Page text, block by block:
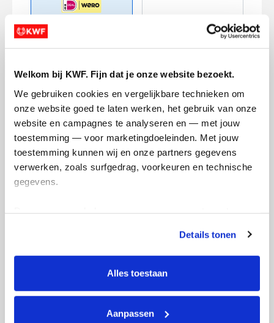
Welkom bij KWF. Fijn dat je onze website bezoekt.
We gebruiken cookies en vergelijkbare technieken om
onze website goed te laten werken, het gebruik van onze
website en campagnes te analyseren en — met jouw
toestemming — voor marketingdoeleinden. Met jouw
toestemming kunnen wij en onze partners gegevens
verwerken, zoals surfgedrag, voorkeuren en technische
gegevens.
tonen. Je kunt je toestemming op elk moment wijzigen of
intrekken via Cookie instellingen onderaan de pagina. De
lijst met cookies is te vinden in het tabblad “details”.
Details tonen
Alles toestaan
Aanpassen
Referentie